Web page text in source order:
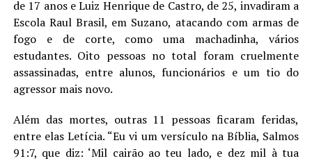
de 17 anos e Luiz Henrique de Castro, de 25, invadiram a
Escola Raul Brasil, em Suzano, atacando com armas de
fogo e de corte, como uma machadinha, vários
estudantes. Oito pessoas no total foram cruelmente
assassinadas, entre alunos, funcionários e um tio do
agressor mais novo.
Além das mortes, outras 11 pessoas ficaram feridas,
entre elas Letícia. “Eu vi um versículo na Bíblia, Salmos
91:7, que diz: ‘Mil cairão ao teu lado, e dez mil à tua